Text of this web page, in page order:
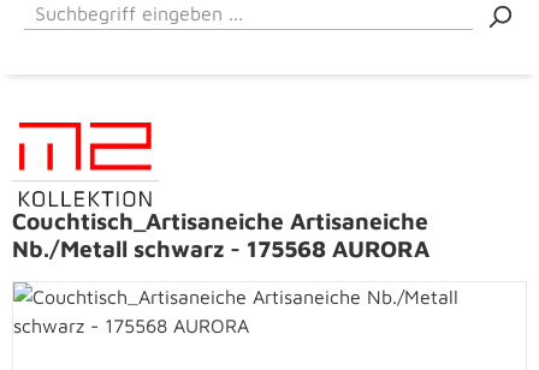
Bildergalerie überspringen
Couchtisch_Artisaneiche Artisaneiche
Nb./Metall schwarz - 175568 AURORA